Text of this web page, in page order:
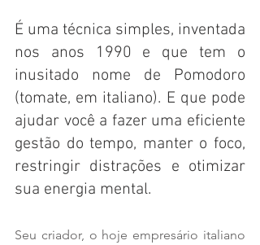
É uma técnica simples, inventada
nos anos 1990 e que tem o
inusitado nome de Pomodoro
(tomate, em italiano). E que pode
ajudar você a fazer uma eficiente
gestão do tempo, manter o foco,
restringir distrações e otimizar
sua energia mental.
Seu criador, o hoje empresário italiano